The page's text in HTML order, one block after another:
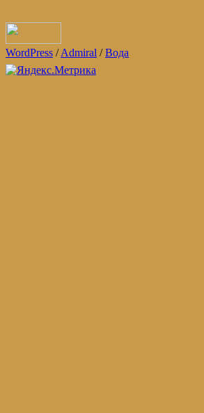
WordPress /Admiral /Вода